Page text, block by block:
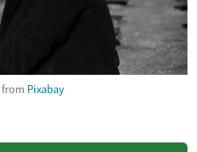
from Pixabay